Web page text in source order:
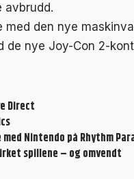
avbrudd.
den nye
nye Joy-Con 2-
Direct
Nintendo på Rhythm
spillene – og omvendt